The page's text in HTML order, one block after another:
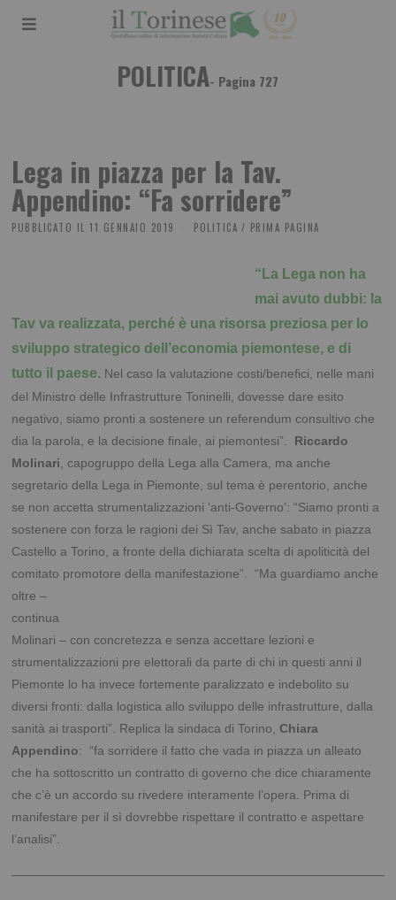
POLITICA- Pagina 727
Lega in piazza per la Tav.
Appendino: “Fa sorridere”
PUBBLICATO IL 11 GENNAIO 2019 POLITICA / PRIMA PAGINA
“La Lega non ha
mai avuto dubbi: la
Tav va realizzata, perché è una risorsa preziosa per lo
sviluppo strategico dell’economia piemontese, e di
tutto il paese. Nel caso la valutazione costi/benefici, nelle mani
del Ministro delle Infrastrutture Toninelli, dovesse dare esito
negativo, siamo pronti a sostenere un referendum consultivo che
dia la parola, e la decisione finale, ai piemontesi”. Riccardo
Molinari , capogruppo della Lega alla Camera, ma anche
segretario della Lega in Piemonte, sul tema è perentorio, anche
se non accetta strumentalizzazioni ‘anti-Governo’: “Siamo pronti a
sostenere con forza le ragioni dei Sì Tav, anche sabato in piazza
Castello a Torino, a fronte della dichiarata scelta di apoliticità del
comitato promotore della manifestazione”. “Ma guardiamo anche
oltre –
continua
Molinari – con concretezza e senza accettare lezioni e
strumentalizzazioni pre elettorali da parte di chi in questi anni il
Piemonte lo ha invece fortemente paralizzato e indebolito su
diversi fronti: dalla logistica allo sviluppo delle infrastrutture, dalla
sanità ai trasporti”. Replica la sindaca di Torino,Chiara
Appendino: “fa sorridere il fatto che vada in piazza un alleato
che ha sottoscritto un contratto di governo che dice chiaramente
che c’è un accordo su rivedere interamente l’opera. Prima di
manifestare per il sì dovrebbe rispettare il contratto e aspettare
l’analisi”.